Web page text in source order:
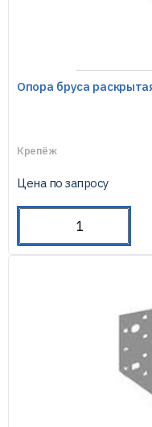
Опора бруса
Крепёж
Цена по запросу